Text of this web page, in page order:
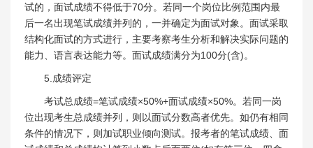
试的，面试成绩不得低于70分。若同一个岗位比例范围内最
后一名出现笔试成绩并列的，一并确定为面试对象。面试采取
结构化面试的方式进行，主要考察考生分析和解决实际问题的
能力、语言表达能力等。面试成绩满分为100分(含)。
5.成绩评定
考试总成绩=笔试成绩×50%+面试成绩×50%。若同一岗
位出现考生总成绩并列，则以面试分数高者优先。如仍有相同
条件的情况下，则加试职业倾向测试。报考者的笔试成绩、面